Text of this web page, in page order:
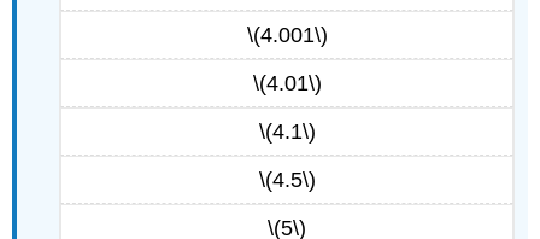
\(4.001\)
\(4.01\)
\(4.1\)
\(4.5\)
\(5\)